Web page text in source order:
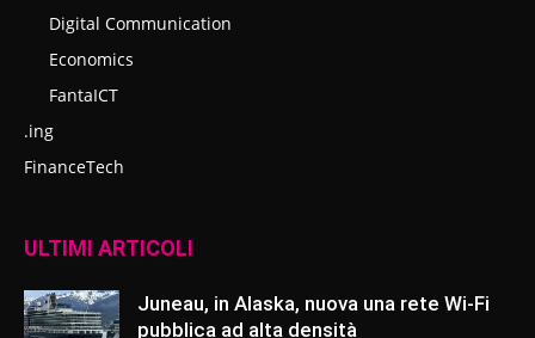
Digital Communication
Economics
FantaICT
.ing
FinanceTech
ULTIMI ARTICOLI
Juneau, in Alaska, nuova una rete Wi-Fi
pubblica ad alta densità